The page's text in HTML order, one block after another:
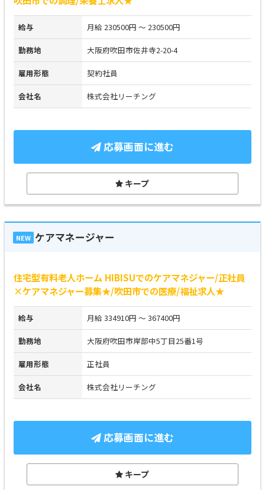
給与 月給 230500円 ～ 230500円
勤務地 大阪府吹田市佐井寺2-20-4
雇用形態 契約社員
会社名 株式会社リーチング
応募画面に進む
キープ
NEW ケアマネージャー
住宅型有料老人ホーム HIBISUでのケアマネジャー/正社員
×ケアマネジャー募集★/吹田市での医療/福祉求人★
給与 月給 334910円 ～ 367400円
勤務地 大阪府吹田市岸部中5丁目25番1号
雇用形態 正社員
会社名 株式会社リーチング
応募画面に進む
キープ